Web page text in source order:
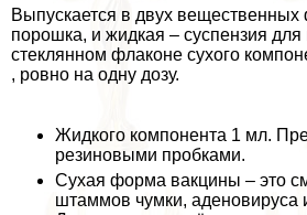
Выпускается в двух
порошка, и жидкая – суспензия
стеклянном флаконе сухого
, ровно на одну дозу.
Жидкого компонента 1 мл.
резиновыми пробками.
Сухая форма вакцины – это
штаммов чумки, аденовируса